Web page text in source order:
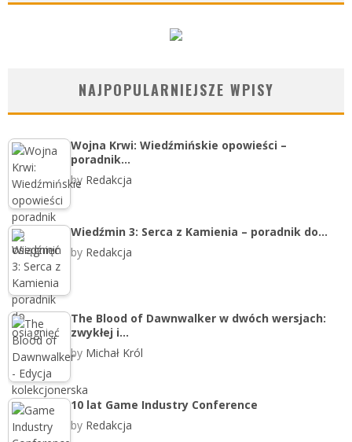
NAJPOPULARNIEJSZE WPISY
Wojna Krwi: Wiedźmińskie opowieści –
poradnik…
by Redakcja
Wiedźmin 3: Serca z Kamienia – poradnik do…
by Redakcja
The Blood of Dawnwalker w dwóch wersjach:
zwykłej i…
by Michał Król
10 lat Game Industry Conference
by Redakcja